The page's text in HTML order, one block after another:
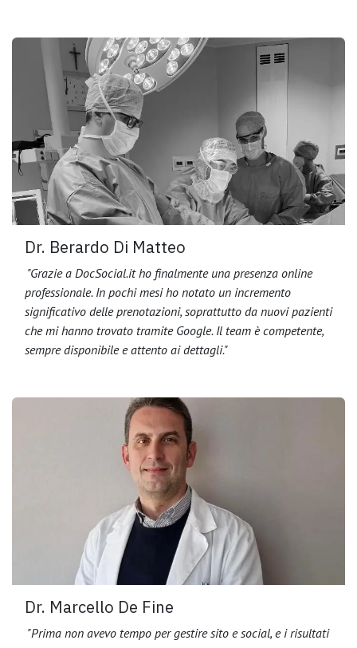
Dr. Berardo Di Matteo
"Grazie a DocSocial.it ho finalmente una presenza online
professionale. In pochi mesi ho notato un incremento
significativo delle prenotazioni, soprattutto da nuovi pazienti
che mi hanno trovato tramite Google. Il team è competente,
sempre disponibile e attento ai dettagli."
Dr. Marcello De Fine
"Prima non avevo tempo per gestire sito e social, e i risultati